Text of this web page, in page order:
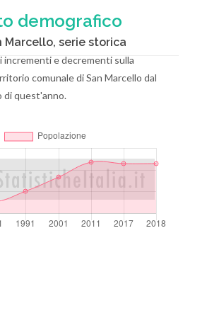
demografico
Marcello, serie storica
e decrementi sulla
comunale di San Marcello dal
di quest'anno.